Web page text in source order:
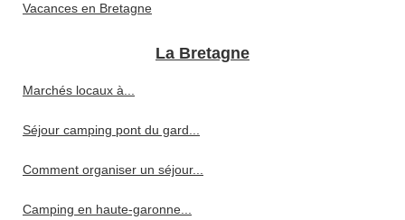
Vacances en Bretagne
La Bretagne
Marchés locaux à...
Séjour camping pont du gard...
Comment organiser un séjour...
Camping en haute-garonne...